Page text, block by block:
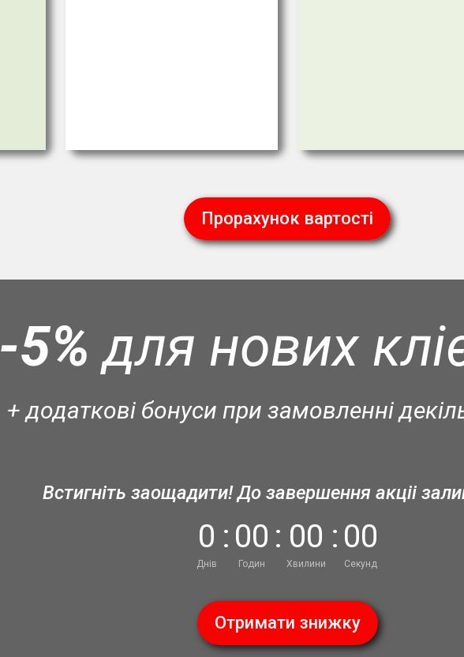
Прорахунок вартості
-5% для нових
+ додаткові бонуси при замовленні
Встигніть заощадити! До завершення акціі
0
Днів
: 00
Годин
: 00
Хвилини
: 00
Секунд
Отримати знижку